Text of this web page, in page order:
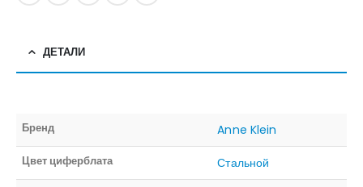
ДЕТАЛИ
Бренд Anne Klein
Цвет циферблата Стальной